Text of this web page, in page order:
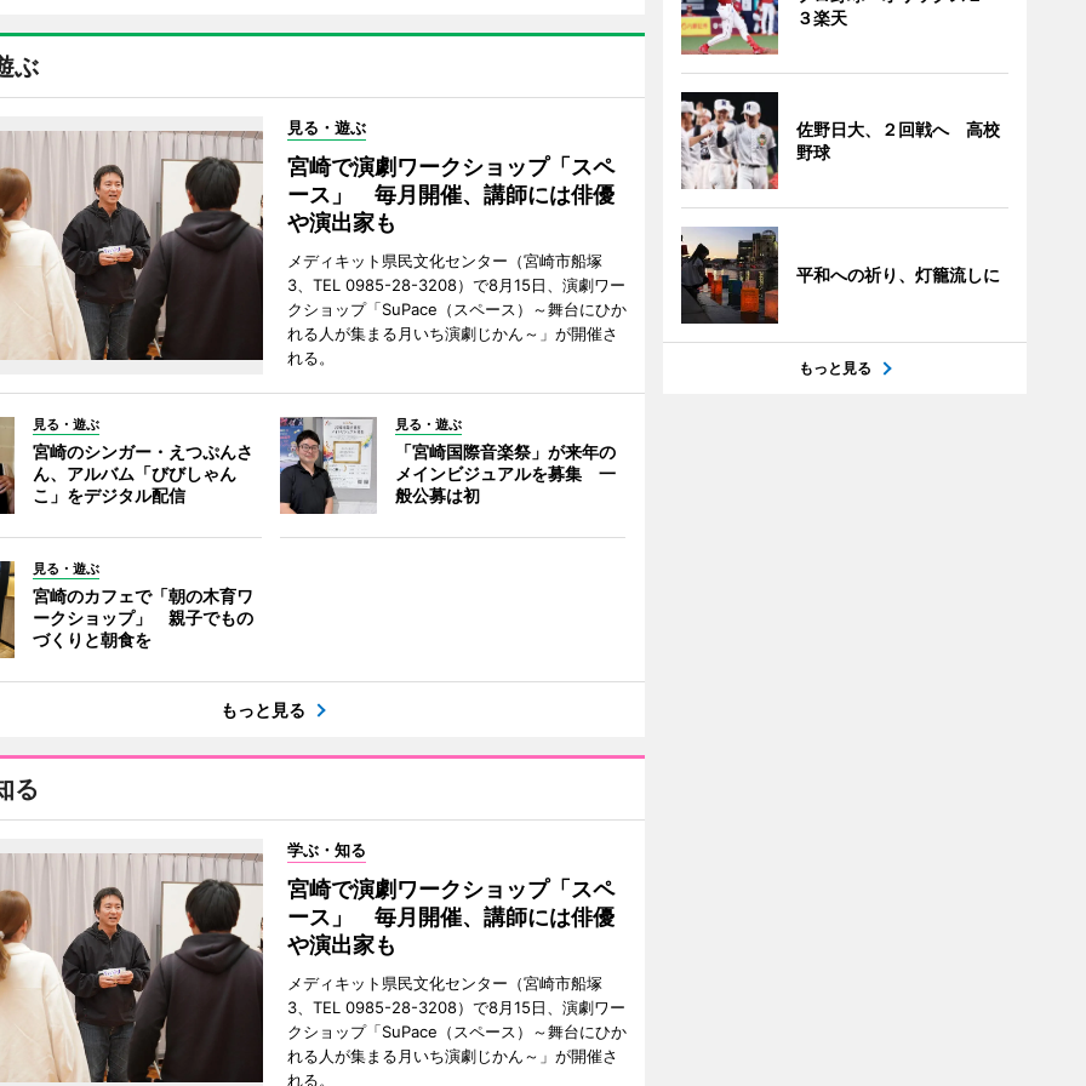
ぶ
見る・遊ぶ
宮崎で演劇ワークショップ「スペ
ース」 毎月開催、講師には俳優
や演出家も
メディキット県民文化センター（宮崎市船塚
3、TEL 0985-28-3208）で8月15日、演劇ワー
クショップ「SuPace（スペース）～舞台にひか
れる人が集まる月いち演劇じかん～」が開催さ
れる。
見る・遊ぶ
宮崎のシンガー・えつぷんさ
ん、アルバム「びびしゃん
こ」をデジタル配信
見る・遊ぶ
「宮崎国際音楽祭」が来年の
メインビジュアルを募集 一
般公募は初
見る・遊ぶ
宮崎のカフェで「朝の木育ワ
ークショップ」 親子でもの
づくりと朝食を
もっと見る
る
学ぶ・知る
宮崎で演劇ワークショップ「スペ
ース」 毎月開催、講師には俳優
や演出家も
メディキット県民文化センター（宮崎市船塚
3、TEL 0985-28-3208）で8月15日、演劇ワー
クショップ「SuPace（スペース）～舞台にひか
れる人が集まる月いち演劇じかん～」が開催さ
れる。
３楽天
佐野日大、２回戦へ 高校
野球
平和への祈り、灯籠流しに
もっと見る